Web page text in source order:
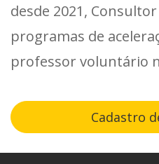
desde 2021,
programas de
professor voluntário
Cadastro